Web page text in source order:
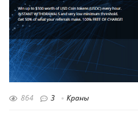
864 3 Краны